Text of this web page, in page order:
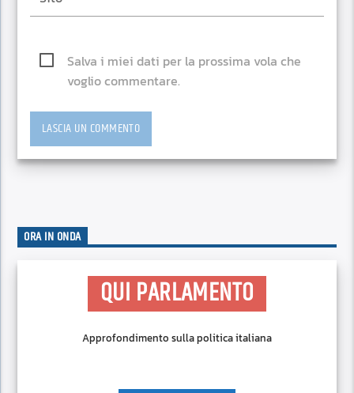
Salva i miei dati per la prossima vola che
voglio commentare.
ORA IN ONDA
QUI PARLAMENTO
Approfondimento sulla politica italiana